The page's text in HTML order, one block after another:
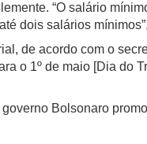
“O salário
dois salários
de acordo com o
o 1º de maio [Dia do
Bolsonaro